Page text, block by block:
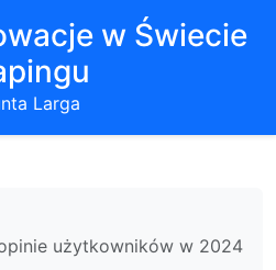
w Świecie
Larga
użytkowników w 2024